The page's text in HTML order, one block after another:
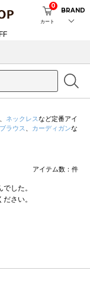
カート
0
BRAND
ネックレスなど定番アイ
ラウス カーディガンな
アイテム数： 件
した。
さい。